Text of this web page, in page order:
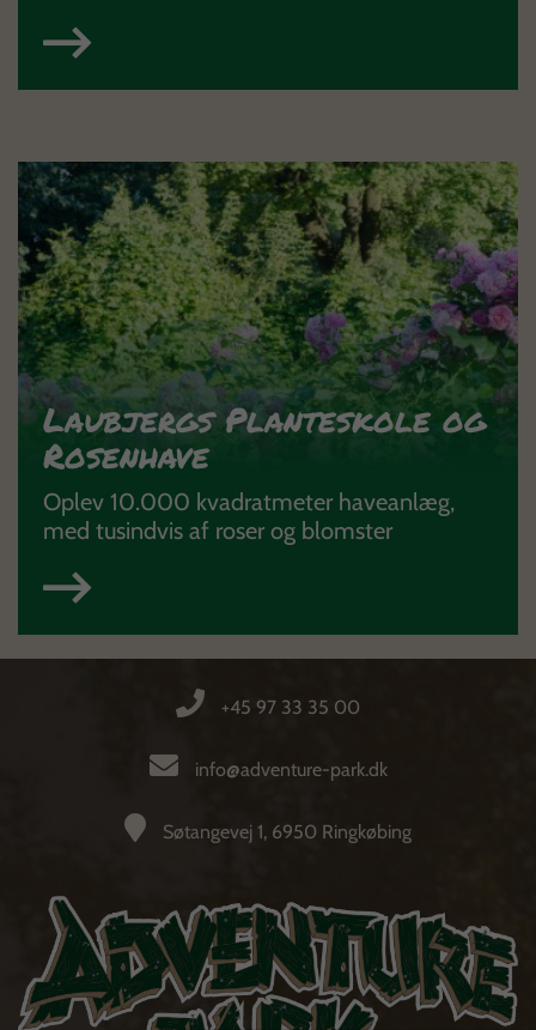
Laubjergs Planteskole og
Rosenhave
Oplev 10.000 kvadratmeter haveanlæg,
med tusindvis af roser og blomster
+45 97 33 35 00
info@adventure-park.dk
Søtangevej 1, 6950 Ringkøbing